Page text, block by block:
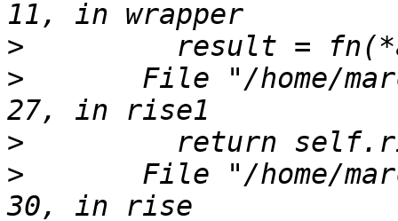
>
> File "/home/
>
> File "/home/